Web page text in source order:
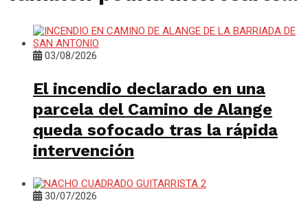
03/08/2026
El incendio declarado en una
parcela del Camino de Alange
queda sofocado tras la rápida
intervención
30/07/2026